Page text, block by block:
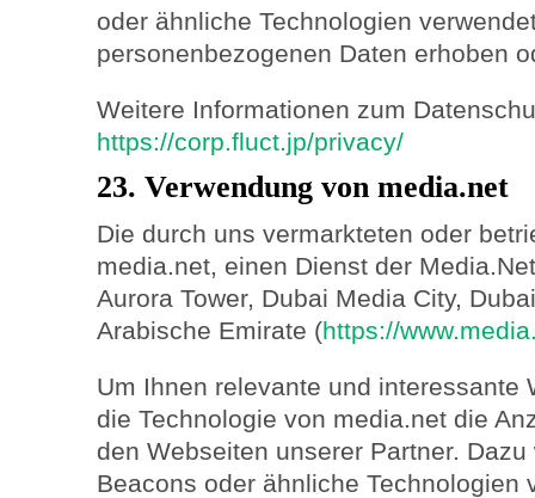
oder ähnliche Technologien
personenbezogenen Daten erhoben
Weitere Informationen zum
https://corp.fluct.jp/privacy/
23. Verwendung von media.net
Die durch uns vermarkteten oder
media.net, einen Dienst der
Aurora Tower, Dubai Media City,
Arabische Emirate (https://
Um Ihnen relevante und interessante
die Technologie von media.net die
den Webseiten unserer Partner.
Beacons oder ähnliche Technologien